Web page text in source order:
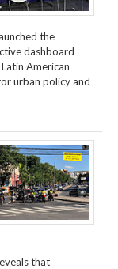
the
dashboard
American
urban policy and
that